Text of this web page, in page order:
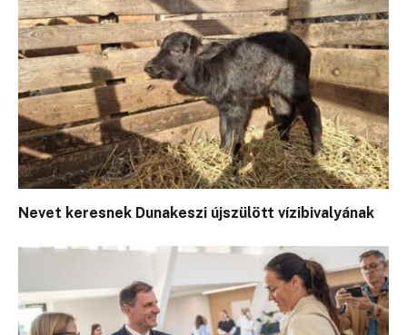
Nevet keresnek Dunakeszi újszülött vízibivalyának